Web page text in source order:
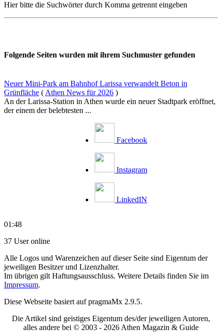
Hier bitte die Suchwörter durch Komma getrennt eingeben
Folgende Seiten wurden mit ihrem Suchmuster gefunden
Neuer Mini-Park am Bahnhof Larissa verwandelt Beton in
Grünfläche ( Athen News für 2026 )
An der Larissa-Station in Athen wurde ein neuer Stadtpark eröffnet,
der einem der belebtesten ...
Facebook
Instagram
LinkedIN
01:48
37 User online
Alle Logos und Warenzeichen auf dieser Seite sind Eigentum der
jeweiligen Besitzer und Lizenzhalter.
Im übrigen gilt Haftungsausschluss. Weitere Details finden Sie im
Impressum.
Diese Webseite basiert auf pragmaMx 2.9.5.
Die Artikel sind geistiges Eigentum des/der jeweiligen Autoren,
alles andere bei © 2003 - 2026 Athen Magazin & Guide